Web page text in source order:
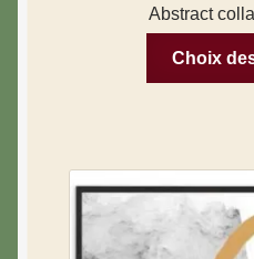
Abstract
Choix